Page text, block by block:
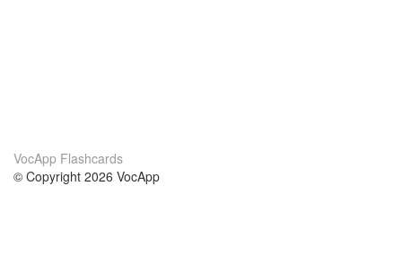
VocApp Flashcards
© Copyright 2026 VocApp